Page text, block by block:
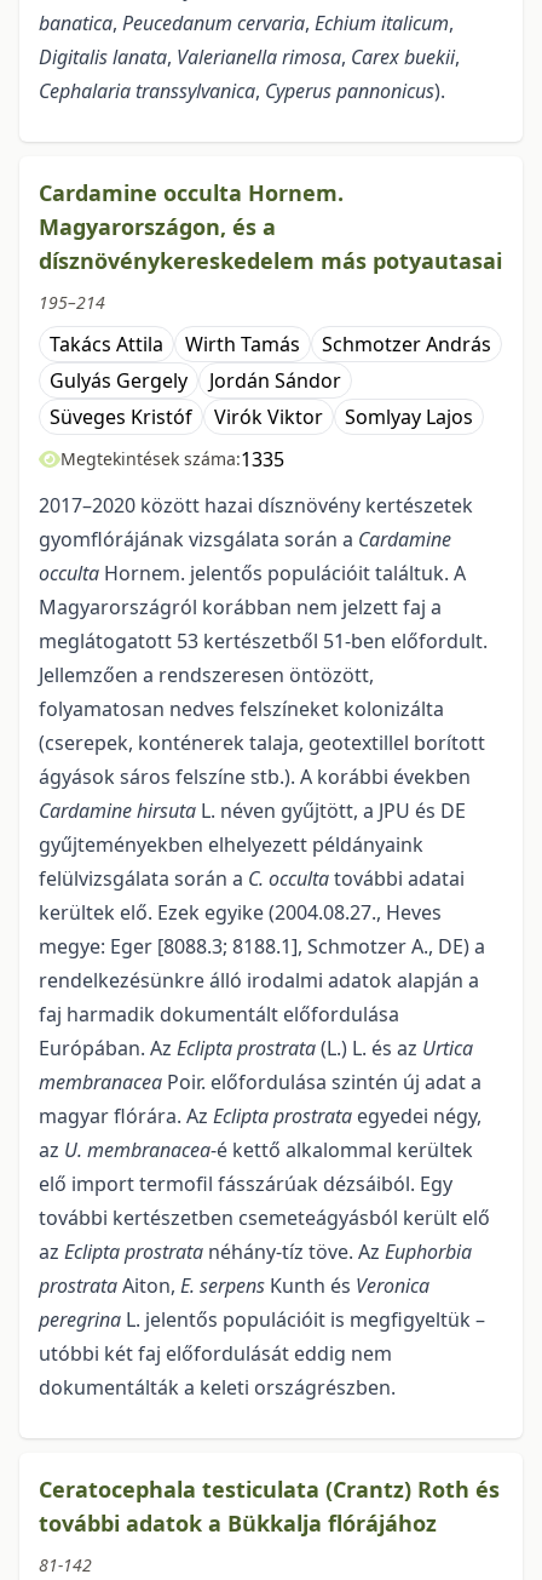
banatica, Peucedanum cervaria, Echium italicum,
Digitalis lanata, Valerianella rimosa, Carex buekii,
Cephalaria transsylvanica, Cyperus pannonicus).
Cardamine occulta Hornem.
Magyarországon, és a
dísznövénykereskedelem más potyautasai
195–214
Takács Attila Wirth Tamás
Schmotzer András
Gulyás Gergely
Jordán Sándor
Süveges Kristóf
Virók Viktor Somlyay Lajos
Megtekintések száma:1335
2017–2020 között hazai dísznövény kertészetek
gyomflórájának vizsgálata során a Cardamine
occulta Hornem. jelentős populációit találtuk. A
Magyarországról korábban nem jelzett faj a
meglátogatott 53 kertészetből 51-ben előfordult.
Jellemzően a rendszeresen öntözött,
folyamatosan nedves felszíneket kolonizálta
(cserepek, konténerek talaja, geotextillel borított
ágyások sáros felszíne stb.). A korábbi években
Cardamine hirsuta L. néven gyűjtött, a JPU és DE
gyűjteményekben elhelyezett példányaink
felülvizsgálata során a C. occultatovábbi adatai
kerültek elő. Ezek egyike (2004.08.27., Heves
megye: Eger [8088.3; 8188.1], Schmotzer A., DE) a
rendelkezésünkre álló irodalmi adatok alap­ján a
faj harmadik dokumentált előfordulása
Európában. Az Eclipta prostrata(L.) L. és az Urtica
memb­ranacea Poir. előfordulása szintén új adat a
magyar flórára. Az Eclipta prostrata egyedei négy,
az U. membranacea-é kettő alkalommal kerültek
elő import termofil fásszárúak dézsáiból. Egy
további kerté­szetben csemeteágyásból került elő
az Eclipta prostrata néhány-tíz töve. Az Euphorbia
prostrataAiton, E. serpens Kunth és Veronica
peregrina L. jelentős populációit is megfigyeltük –
utóbbi két faj előfordulását eddig nem
dokumentálták a keleti országrészben.
Ceratocephala testiculata (Crantz) Roth és
további adatok a Bükkalja flórájához
81-142